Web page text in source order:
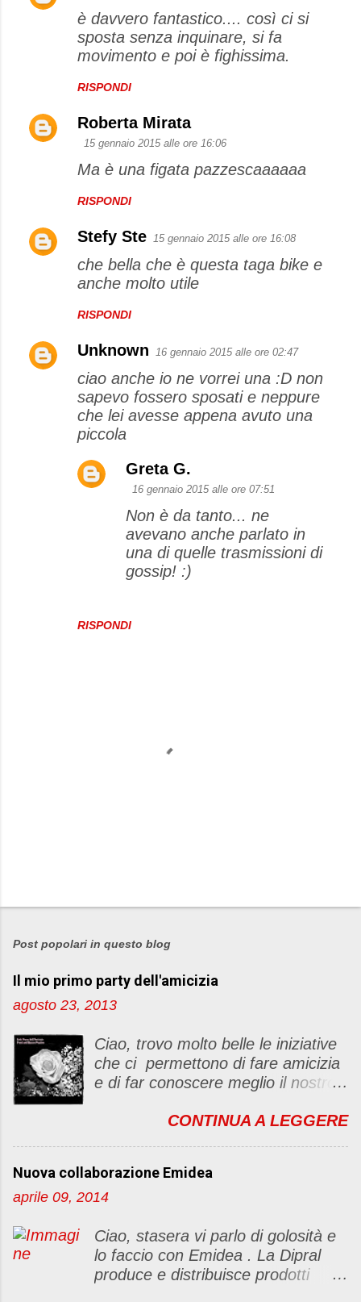
è davvero fantastico.... così ci si
sposta senza inquinare, si fa
movimento e poi è fighissima.
RISPONDI
Roberta Mirata
15 gennaio 2015 alle ore 16:06
Ma è una figata pazzescaaaaaa
RISPONDI
Stefy Ste 15 gennaio 2015 alle ore 16:08
che bella che è questa taga bike e
anche molto utile
RISPONDI
Unknown 16 gennaio 2015 alle ore 02:47
ciao anche io ne vorrei una :D non
sapevo fossero sposati e neppure
che lei avesse appena avuto una
piccola
RISPONDI
Greta G.
16 gennaio 2015 alle ore 07:51
Non è da tanto... ne
avevano anche parlato in
una di quelle trasmissioni di
gossip! :)
P
s
a
u
c
o
m
m
t
o
Post popolari in questo blog
Il mio primo party dell'amicizia
agosto 23, 2013
Ciao, trovo molto belle le iniziative
che ci permettono di fare amicizia
e di far conoscere meglio il nostro
un "party" dell'amicizia .... Mi
post, ma anche di sentimenti ed
emozioni. Non siete obbligate a
avete il tempo bene, altrimenti no
problem. :D Le regole sono le
seguenti 1) Prelevare l'immagine
CONTINUA A LEGGERE
Nuova collaborazione Emidea
aprile 09, 2014
Ciao, stasera vi parlo di golosità e
lo faccio con Emidea . La Dipral
produce e distribuisce prodotti